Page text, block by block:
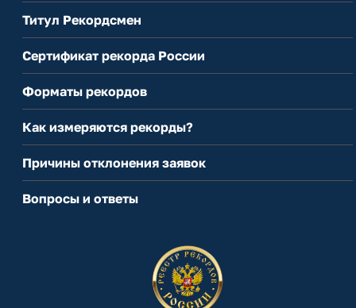
Титул Рекордсмен
Сертификат рекорда России
Форматы рекордов
Как измеряются рекорды?
Причины отклонения заявок
Вопросы и ответы